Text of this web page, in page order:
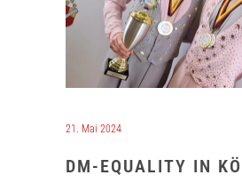
21. Mai 2024
DM-EQUALITY IN